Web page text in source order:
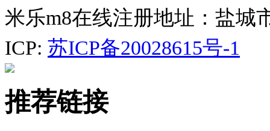
米乐m8在线注册地址：盐城
ICP: 苏ICP备20028615号-1
推荐链接